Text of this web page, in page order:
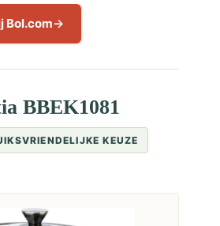
Bol.com
BBEK1081
KEUZE